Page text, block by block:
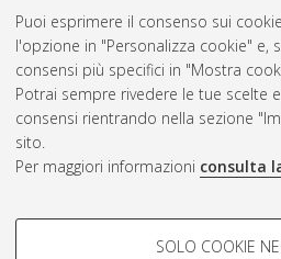
Puoi esprimere il consenso sui
l'opzione in "Personalizza cookie" e,
consensi più specifici in "Mostra
Potrai sempre rivedere le tue scelte
consensi rientrando nella sezione
sito.
Per maggiori informazioni consulta
COOKIE DI PROFILAZIONE -
SOLO COOKIE
Atom
Rss 1.0
Rss 2.0
AMS Laurea
Impostazioni Cookie
Informativa sulla privacy